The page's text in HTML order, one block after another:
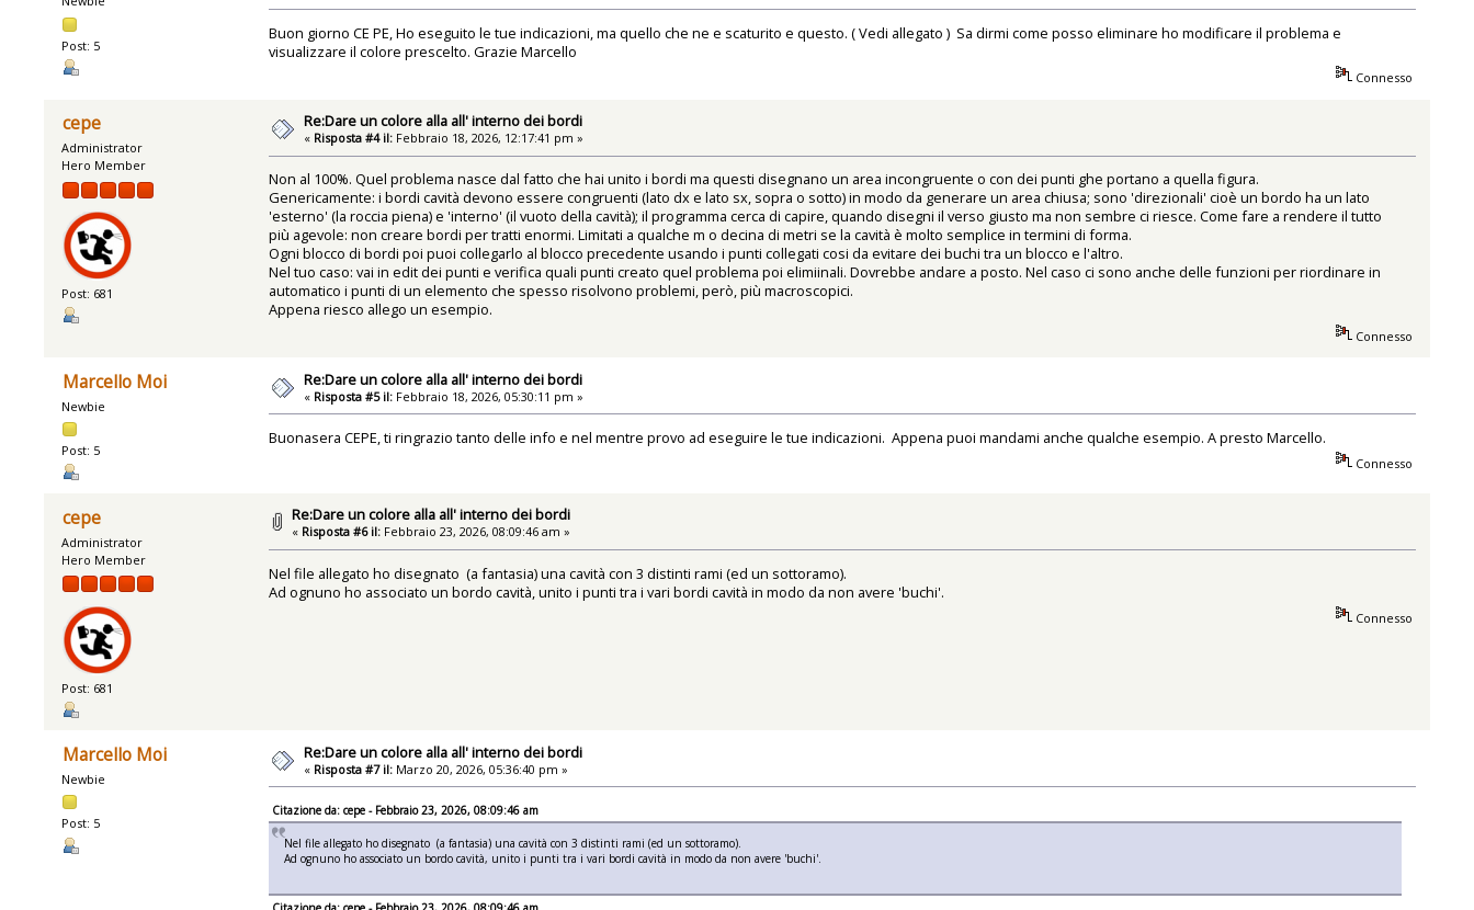
Post: 5
Buon giorno CE PE, Ho eseguito le tue indicazioni, ma quello che ne e scaturito e questo. ( Vedi allegato ) Sa dirmi come posso eliminare ho modificare il problema e
visualizzare il colore prescelto. Grazie Marcello
Connesso
cepe
Administrator
Hero Member
Post: 681
Re:Dare un colore alla all' interno dei bordi
« Risposta #4 il: Febbraio 18, 2026, 12:17:41 pm »
Non al 100%. Quel problema nasce dal fatto che hai unito i bordi ma questi disegnano un area incongruente o con dei punti ghe portano a quella figura.
Genericamente: i bordi cavità devono essere congruenti (lato dx e lato sx, sopra o sotto) in modo da generare un area chiusa; sono 'direzionali' cioè un bordo ha un lato
'esterno' (la roccia piena) e 'interno' (il vuoto della cavità); il programma cerca di capire, quando disegni il verso giusto ma non sembre ci riesce. Come fare a rendere il tutto
più agevole: non creare bordi per tratti enormi. Limitati a qualche m o decina di metri se la cavità è molto semplice in termini di forma.
Ogni blocco di bordi poi puoi collegarlo al blocco precedente usando i punti collegati cosi da evitare dei buchi tra un blocco e l'altro.
Nel tuo caso: vai in edit dei punti e verifica quali punti creato quel problema poi elimiinali. Dovrebbe andare a posto. Nel caso ci sono anche delle funzioni per riordinare in
automatico i punti di un elemento che spesso risolvono problemi, però, più macroscopici.
Appena riesco allego un esempio.
Connesso
Marcello Moi
Newbie
Post: 5
Re:Dare un colore alla all' interno dei bordi
« Risposta #5 il: Febbraio 18, 2026, 05:30:11 pm »
Buonasera CEPE, ti ringrazio tanto delle info e nel mentre provo ad eseguire le tue indicazioni. Appena puoi mandami anche qualche esempio. A presto Marcello.
Connesso
cepe
Administrator
Hero Member
Post: 681
Re:Dare un colore alla all' interno dei bordi
« Risposta #6 il: Febbraio 23, 2026, 08:09:46 am »
Nel file allegato ho disegnato (a fantasia) una cavità con 3 distinti rami (ed un sottoramo).
Ad ognuno ho associato un bordo cavità, unito i punti tra i vari bordi cavità in modo da non avere 'buchi'.
Connesso
Marcello Moi
Newbie
Post: 5
Re:Dare un colore alla all' interno dei bordi
« Risposta #7 il: Marzo 20, 2026, 05:36:40 pm »
Citazione da: cepe - Febbraio 23, 2026, 08:09:46 am
Nel file allegato ho disegnato (a fantasia) una cavità con 3 distinti rami (ed un sottoramo).
Ad ognuno ho associato un bordo cavità, unito i punti tra i vari bordi cavità in modo da non avere 'buchi'.